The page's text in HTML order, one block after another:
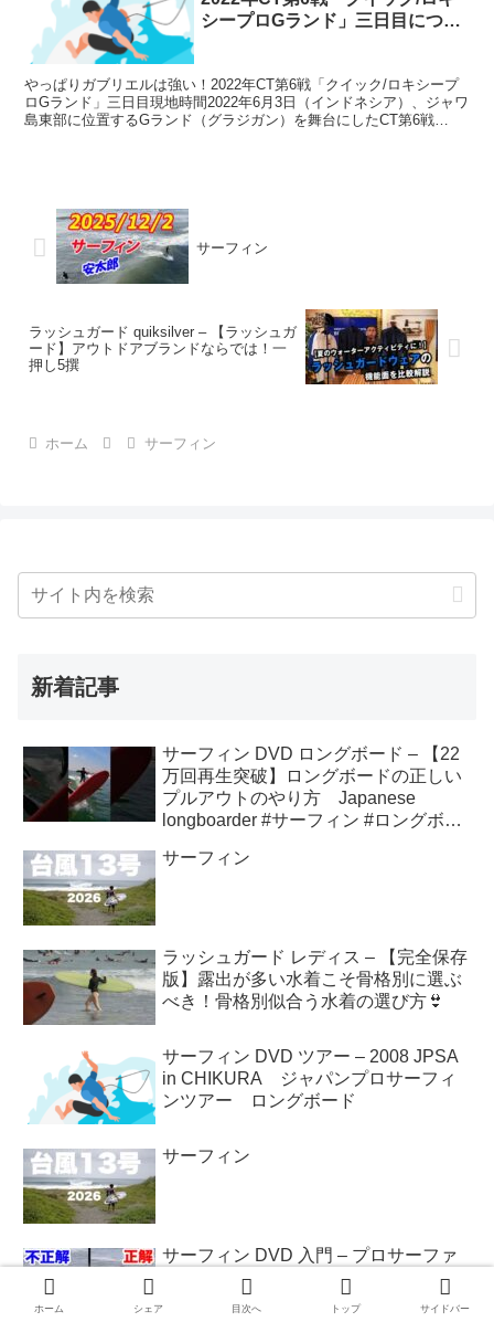
シープロGランド」三日目につい
やっぱりガブリエルは強い！2022年CT第6戦「クイック/ロキシープ
ロGランド」三日目現地時間2022年6月3日（インドネシア）、ジャワ
島東部に位置するGランド（グラジガン）を舞台にしたCT第6戦
サーフィン
ラッシュガード quiksilver – 【ラッシュガ
ード】アウトドアブランドならでは！一
押し5撰
ホーム サーフィン
新着記事
サーフィン DVD ロングボード – 【22
万回再生突破】ロングボードの正しい
プルアウトのやり方 Japanese
longboarder #サーフィン #ロングボー
サーフィン
ラッシュガード レディス – 【完全保存
版】露出が多い水着こそ骨格別に選ぶ
べき！骨格別似合う水着の選び方👙
サーフィン DVD ツアー – 2008 JPSA
in CHIKURA ジャパンプロサーフィ
ンツアー ロングボード
サーフィン
サーフィン DVD 入門 – プロサーファ
ーによる正しいテイクオフで、あなた
のライディングが5倍上手になる方
ホーム シェア 目次へ トップ サイドバー